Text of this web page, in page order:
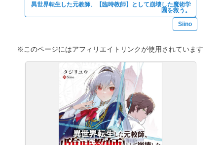
異世界転生した元教師、【臨時教師】として崩壊した魔術学
園を救う。
Siino
※このページにはアフィリエイトリンクが使用されています